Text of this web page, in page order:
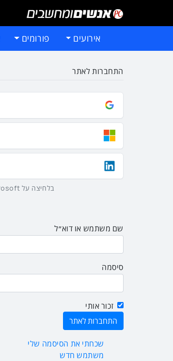
אירועים פורומים
התחברות לאתר
בלחיצה על Google, Microsoft וLinkedIn באמצעות הכפתורים שלמעלה אתם מסכימים ל
שם משתמש או דוא״ל
סיסמה
זכור אותי
שכחתי את הסיסמה שלי
משתמש חדש